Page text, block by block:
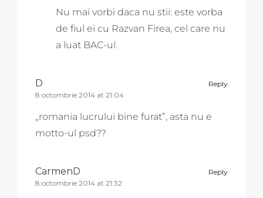
Nu mai vorbi daca nu stii: este vorba
de fiul ei cu Razvan Firea, cel care nu
a luat BAC-ul.
Reply
D
8 octombrie 2014 at 21:04
„romania lucrului bine furat”, asta nu e
motto-ul psd??
Reply
CarmenD
8 octombrie 2014 at 21:32